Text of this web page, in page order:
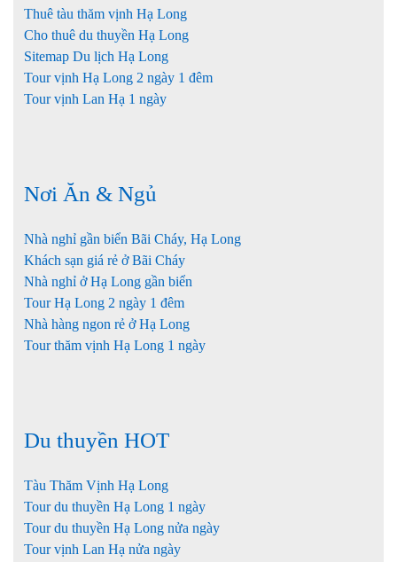
Thuê tàu thăm vịnh Hạ Long
Cho thuê du thuyền Hạ Long
Sitemap Du lịch Hạ Long
Tour vịnh Hạ Long 2 ngày 1 đêm
Tour vịnh Lan Hạ 1 ngày
Nơi Ăn & Ngủ
Nhà nghỉ gần biển Bãi Cháy, Hạ Long
Khách sạn giá rẻ ở Bãi Cháy
Nhà nghỉ ở Hạ Long gần biển
Tour Hạ Long 2 ngày 1 đêm
Nhà hàng ngon rẻ ở Hạ Long
Tour thăm vịnh Hạ Long 1 ngày
Du thuyền HOT
Tàu Thăm Vịnh Hạ Long
Tour du thuyền Hạ Long 1 ngày
Tour du thuyền Hạ Long nửa ngày
Tour vịnh Lan Hạ nửa ngày